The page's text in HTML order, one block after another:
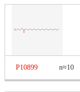
P10899 n≈10